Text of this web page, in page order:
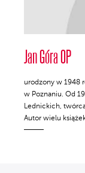
Jan Góra OP
urodzony w 1948
w Poznaniu. Od
Lednickich,
Autor wielu